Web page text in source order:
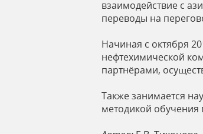
взаимодействие с
переводы на
Начиная с октября
нефтехимической
партнёрами,
Также занимается
методикой обучения